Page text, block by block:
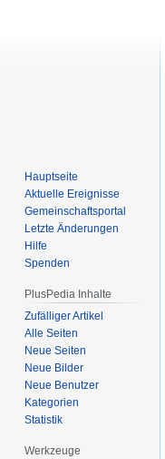
Hauptseite
Aktuelle Ereignisse
Gemeinschafts­portal
Letzte Änderungen
Hilfe
Spenden
PlusPedia Inhalte
Zufälliger Artikel
Alle Seiten
Neue Seiten
Neue Bilder
Neue Benutzer
Kategorien
Statistik
Werkzeuge